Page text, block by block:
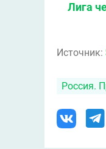
Лига
Источник:
Россия.